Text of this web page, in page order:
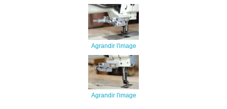
Agrandir l'image
Agrandir l'image